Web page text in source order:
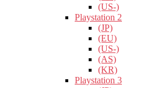
(US-)
Playstation 2
(JP)
(EU)
(US-)
(AS)
(KR)
Playstation 3